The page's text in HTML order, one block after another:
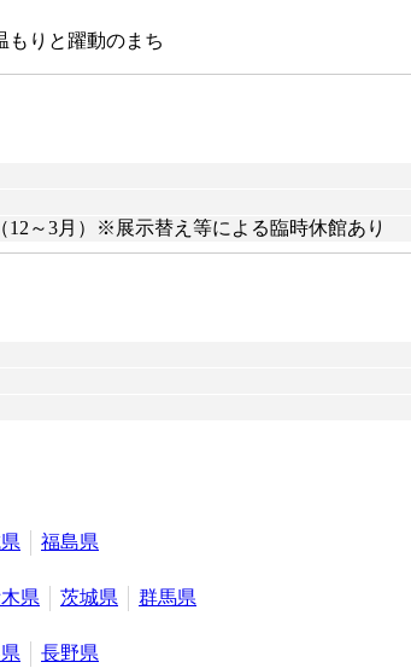
りと躍動のまち
～3月）※展示替え等による臨時休館あり
福島県
県 茨城県 群馬県
長野県